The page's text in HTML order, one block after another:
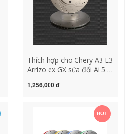
Thích hợp cho Chery A3 E3
Arrizo ex GX sửa đổi Ai 5 7
phanh phía sau và phía
1,256,000 đ
HOT